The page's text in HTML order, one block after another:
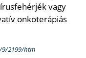
vagy
onkoterápiás
9/2199/htm